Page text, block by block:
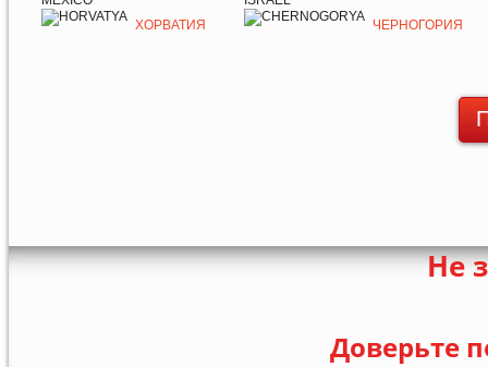
ХОРВАТИЯ ЧЕРНОГОРИЯ
Не
Доверьте